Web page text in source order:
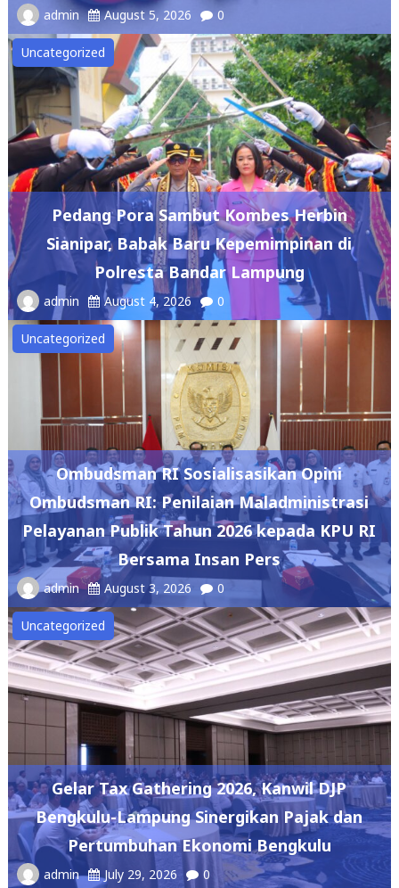
admin August 5, 2026 0
Uncategorized
Pedang Pora Sambut Kombes Herbin
Sianipar, Babak Baru Kepemimpinan di
Polresta Bandar Lampung
admin August 4, 2026 0
Uncategorized
Ombudsman RI Sosialisasikan Opini
Ombudsman RI: Penilaian Maladministrasi
Pelayanan Publik Tahun 2026 kepada KPU RI
Bersama Insan Pers
admin August 3, 2026 0
Uncategorized
Gelar Tax Gathering 2026, Kanwil DJP
Bengkulu-Lampung Sinergikan Pajak dan
Pertumbuhan Ekonomi Bengkulu
admin July 29, 2026 0